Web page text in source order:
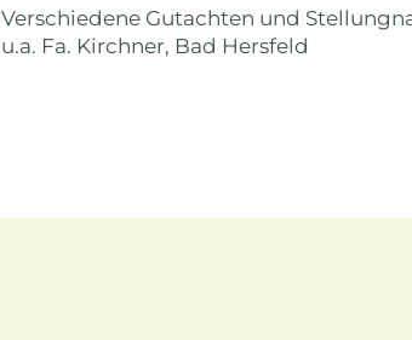
Verschiedene Gutachten und
u.a. Fa. Kirchner, Bad Hersfeld